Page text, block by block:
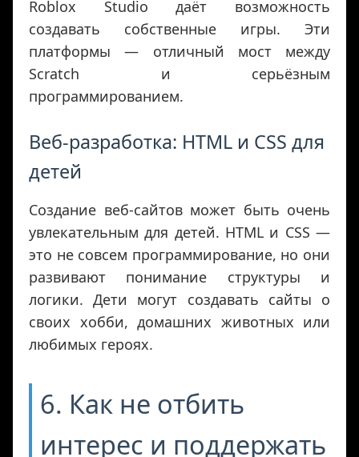
Roblox Studio даёт возможность
создавать собственные игры. Эти
платформы — отличный мост между
Scratch и серьёзным
программированием.
Веб-разработка: HTML и CSS для
детей
Создание веб-сайтов может быть очень
увлекательным для детей. HTML и CSS —
это не совсем программирование, но они
развивают понимание структуры и
логики. Дети могут создавать сайты о
своих хобби, домашних животных или
любимых героях.
6. Как не отбить
интерес и поддержать